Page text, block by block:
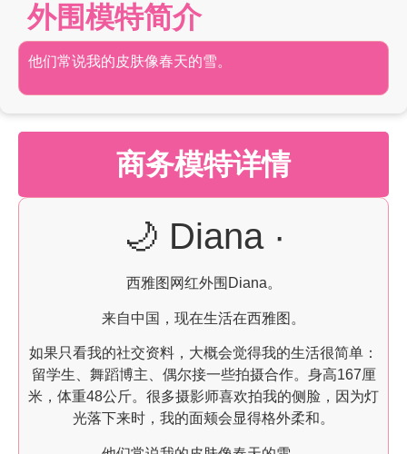
外围模特简介
他们常说我的皮肤像春天的雪。
商务模特详情
🌙 Diana ·
西雅图网红外围Diana。
来自中国，现在生活在西雅图。
如果只看我的社交资料，大概会觉得我的生活很简单：
留学生、舞蹈博主、偶尔接一些拍摄合作。身高167厘
米，体重48公斤。很多摄影师喜欢拍我的侧脸，因为灯
光落下来时，我的面颊会显得格外柔和。